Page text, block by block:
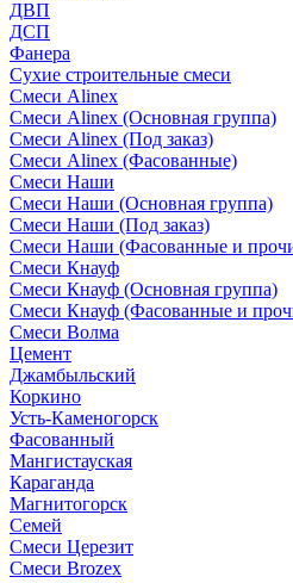
ДВП
ДСП
Фанера
Сухие строительные смеси
Смеси Alinex
Смеси Alinex (Основная группа)
Смеси Alinex (Под заказ)
Смеси Alinex (Фасованные)
Смеси Наши
Смеси Наши (Основная группа)
Смеси Наши (Под заказ)
Смеси Наши (Фасованные и
Смеси Кнауф
Смеси Кнауф (Основная группа)
Смеси Кнауф (Фасованные и
Смеси Волма
Цемент
Джамбыльский
Коркино
Усть-Каменогорск
Фасованный
Мангистауская
Караганда
Магнитогорск
Семей
Смеси Церезит
Смеси Brozex